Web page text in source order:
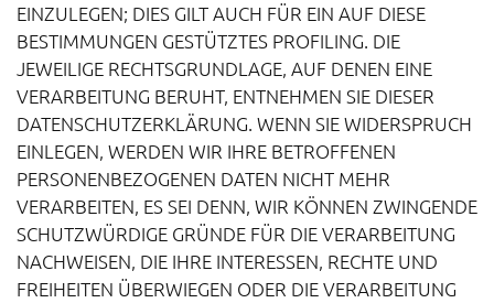
EINZULEGEN; DIES GILT AUCH FÜR EIN AUF DIESE
BESTIMMUNGEN GESTÜTZTES PROFILING. DIE
JEWEILIGE RECHTSGRUNDLAGE, AUF DENEN EINE
VERARBEITUNG BERUHT, ENTNEHMEN SIE DIESER
DATENSCHUTZERKLÄRUNG. WENN SIE WIDERSPRUCH
EINLEGEN, WERDEN WIR IHRE BETROFFENEN
PERSONENBEZOGENEN DATEN NICHT MEHR
VERARBEITEN, ES SEI DENN, WIR KÖNNEN ZWINGENDE
SCHUTZWÜRDIGE GRÜNDE FÜR DIE VERARBEITUNG
NACHWEISEN, DIE IHRE INTERESSEN, RECHTE UND
FREIHEITEN ÜBERWIEGEN ODER DIE VERARBEITUNG